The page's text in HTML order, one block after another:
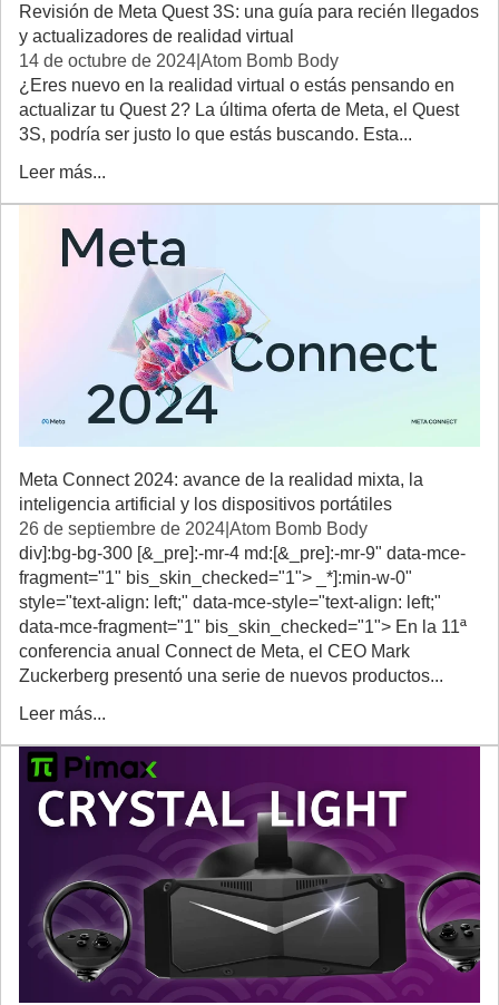
Revisión de Meta Quest 3S: una guía para recién llegados
y actualizadores de realidad virtual
14 de octubre de 2024 Atom Bomb Body
¿Eres nuevo en la realidad virtual o estás pensando en
actualizar tu Quest 2? La última oferta de Meta, el Quest
3S, podría ser justo lo que estás buscando. Esta...
Leer más...
Meta Connect 2024: avance de la realidad mixta, la
inteligencia artificial y los dispositivos portátiles
26 de septiembre de 2024 Atom Bomb Body
div]:bg-bg-300 [&_pre]:-mr-4 md:[&_pre]:-mr-9" data-mce-
fragment="1" bis_skin_checked="1"> _*]:min-w-0"
style="text-align: left;" data-mce-style="text-align: left;"
data-mce-fragment="1" bis_skin_checked="1"> En la 11ª
conferencia anual Connect de Meta, el CEO Mark
Zuckerberg presentó una serie de nuevos productos...
Leer más...